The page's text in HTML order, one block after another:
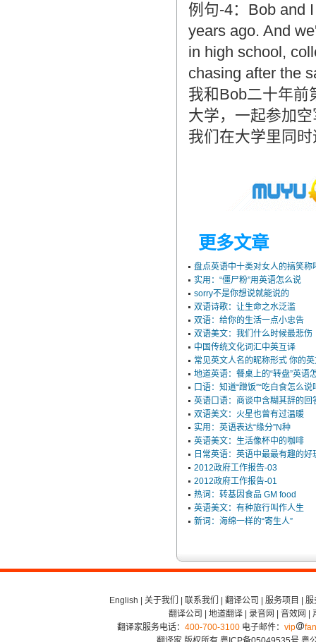
例句-4：Bob and
years ago. And
in high school,
chasing after the
我和Bob二十年前
大学，一起参加
我们在大学里同
更多文章
盘点英语中十类对女人的搞笑称
实用：“僵尸粉”用英语怎么说
sorry不是你想说就能说的
双语诗歌：让生命之水泛滥
双语：给你的生活一点小忠告
双语美文：我们什么时候最悲伤
中国传统文化词汇中英互译
常见英文人名的昵称形式 你的
地道英语：餐桌上的“转盘”英语
口语：知道“蹭饭”“吃白食怎么说
英语口语：商谈中含糊其辞的回
双语美文：火星也曾有过温暖
实用：英语表达“缘分”N种
英语美文：生活像杯中的咖啡
日常英语：英语中最最有趣的好
2012政府工作报告-03
2012政府工作报告-01
热词：转基因食品 GM food
英语美文：有种旅行叫作人生
新词：海绵一样的“寄生人”
English 关于我们 联系我们 翻译公司 服务项目
服
翻译公司
地道翻译| 录音网 音效网
翻译家服务电话： 400-700-3100电子邮件： vip